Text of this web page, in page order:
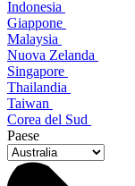
Indonesia
Giappone
Malaysia
Nuova Zelanda
Singapore
Thailandia
Taiwan
Corea del Sud
Paese